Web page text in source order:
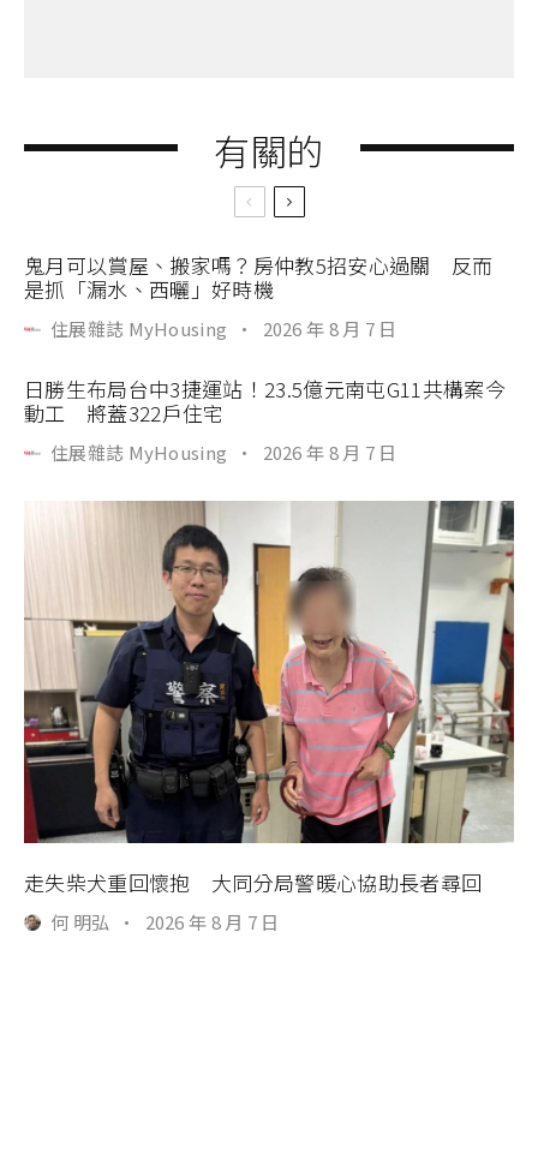
有關的
鬼月可以賞屋、搬家嗎？房仲教5招安心過關 反而
是抓「漏水、西曬」好時機
住展雜誌 MyHousing · 2026 年 8 月 7 日
日勝生布局台中3捷運站！23.5億元南屯G11共構案今
動工 將蓋322戶住宅
住展雜誌 MyHousing · 2026 年 8 月 7 日
走失柴犬重回懷抱 大同分局警暖心協助長者尋回
何 明弘 · 2026 年 8 月 7 日